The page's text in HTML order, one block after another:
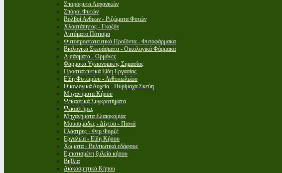
Σπορόφυτα Λαχανικών
Σπόροι Φυτών
Βολβοί Ανθεων - Ριζώματα Φυτών
Χλοοτάπητας - Γκαζόν
Αυτόματο Πότισμα
Φυτοπροστατευτικά Προϊόντα - Φυτοφάρμακα
Βιολογικά Σκευάσματα - Οικολογικά Φάρμακα
Λιπάσματα - Ορμόνες
Φάρμακα Υγειονομικής Σημασίας
Προστατευτικά Είδη Εργασίας
Είδη Φυτωρίου - Ανθοπωλείου
Οικολογικά Δοχεία - Πυρίμαχα Σκεύη
Μηχανήματα Κήπου
Ψεκαστικά Συγκροτήματα
Ψεκαστήρες
Μηχανήματα Ελαιοκομίας
Μουσαμάδες - Δίχτυα - Πανιά
Γλάστρες - Φερ Φορζέ
Εργαλεία - Είδη Κήπου
Χώματα - Βελτιωτικά εδάφους
Εμποτισμένη ξυλεία κήπου
Βιβλία
Διακοσμητικά Κήπου